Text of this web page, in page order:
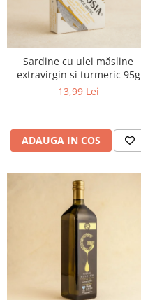
Sardine cu ulei măsline
extravirgin si turmeric 95g
13,99 Lei
ADAUGA IN COS